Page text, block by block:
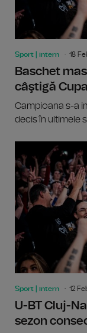
Sport | intern 18
Baschet
câştigă
Campioana s-a
decis în ultimele
Sport | intern 12
U-BT Cluj-
sezon